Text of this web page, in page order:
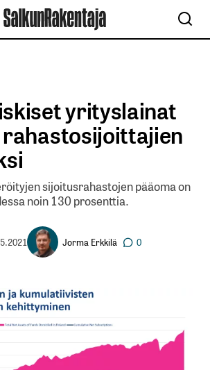
yrityslainat
sijoitusrahastojen pääoma on
noin 130 prosenttia.
Jorma Erkkilä 0